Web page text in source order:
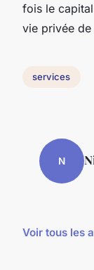
fois le
vie privée de
services
N
Voir tous les